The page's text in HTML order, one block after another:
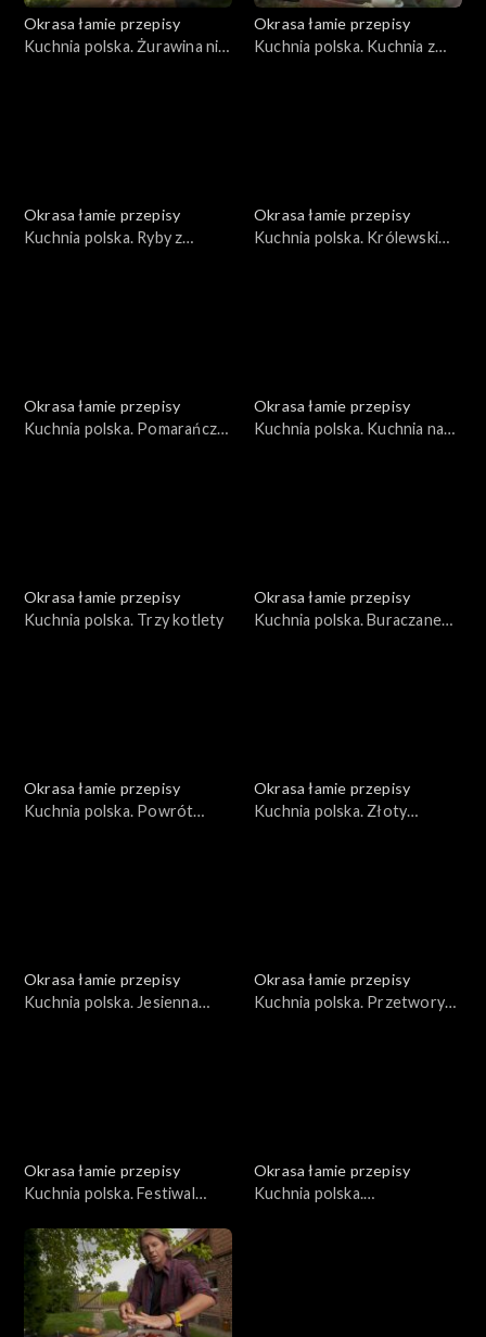
Okrasa łamie przepisy
Kuchnia polska. Żurawina nie
Okrasa łamie przepisy
Kuchnia polska. Kuchnia z
Okrasa łamie przepisy
Kuchnia polska. Ryby z
Okrasa łamie przepisy
Kuchnia polska. Królewski
Okrasa łamie przepisy
Kuchnia polska. Pomarańcze
Okrasa łamie przepisy
Kuchnia polska. Kuchnia na
Okrasa łamie przepisy
Kuchnia polska. Trzy kotlety
Okrasa łamie przepisy
Kuchnia polska. Buraczane
Okrasa łamie przepisy
Kuchnia polska. Powrót
Okrasa łamie przepisy
Kuchnia polska. Złoty
Okrasa łamie przepisy
Kuchnia polska. Jesienna
Okrasa łamie przepisy
Kuchnia polska. Przetwory
Okrasa łamie przepisy
Kuchnia polska. Festiwal
Okrasa łamie przepisy
Kuchnia polska.